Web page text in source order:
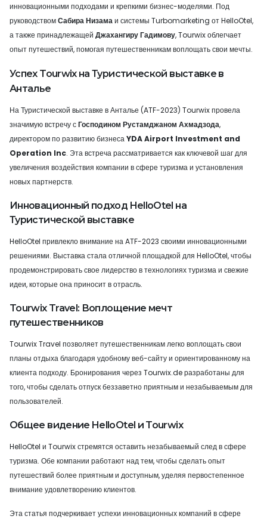
инновационными подходами и крепкими бизнес-моделями. Под
руководствомСабира Низамаи системы Turbomarketing от HelloOtel,
а также принадлежащей Джахангиру Гадимову, Tourwix облегчает
опыт путешествий, помогая путешественникам воплощать свои мечты.
Успех Tourwix на Туристической выставке в
Анталье
На Туристической выставке в Анталье (ATF-2023) Tourwix провела
значимую встречу сГосподином Рустамджаном Ахмадзода,
директором по развитию бизнесаYDA Airport Investment and
Operation Inc. Эта встреча рассматривается как ключевой шаг для
увеличения воздействия компании в сфере туризма и установления
новых партнерств.
Инновационный подход HelloOtel на
Туристической выставке
HelloOtel привлекло внимание на ATF-2023 своими инновационными
решениями. Выставка стала отличной площадкой для HelloOtel, чтобы
продемонстрировать свое лидерство в технологиях туризма и свежие
идеи, которые она приносит в отрасль.
Tourwix Travel: Воплощение мечт
путешественников
Tourwix Travel позволяет путешественникам легко воплощать свои
планы отдыха благодаря удобному веб-сайту и ориентированному на
клиента подходу. Бронирования через Tourwix.de разработаны для
того, чтобы сделать отпуск беззаветно приятным и незабываемым для
пользователей.
Общее видение HelloOtel и Tourwix
HelloOtel и Tourwix стремятся оставить незабываемый след в сфере
туризма. Обе компании работают над тем, чтобы сделать опыт
путешествий более приятным и доступным, уделяя первостепенное
внимание удовлетворению клиентов.
Эта статья подчеркивает успехи инновационных компаний в сфере